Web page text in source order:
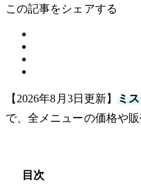
この記事をシェアする
【2026年8月3日更新】ミ
で、全メニューの価格や
目次